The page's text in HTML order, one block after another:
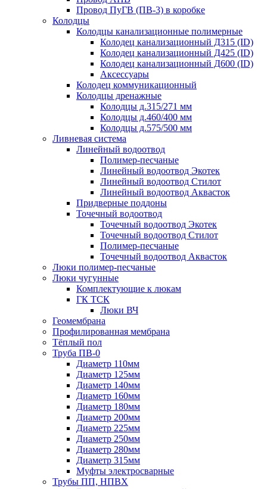
Провод ПуГВ (ПВ-3) в коробке
Колодцы
Колодцы канализационные полимерные
Колодец канализационный Д315 (ID)
Колодец канализационный Д425 (ID)
Колодец канализационный Д600 (ID)
Аксессуары
Колодец коммуникационный
Колодцы дренажные
Колодцы д.315/271 мм
Колодцы д.460/400 мм
Колодцы д.575/500 мм
Ливневая система
Линейный водоотвод
Полимер-песчаные
Линейный водоотвод Экотек
Линейный водоотвод Стилот
Линейный водоотвод Аквасток
Придверные поддоны
Точечный водоотвод
Точечный водоотвод Экотек
Точечный водоотвод Стилот
Полимер-песчаные
Точечный водоотвод Аквасток
Люки полимер-песчаные
Люки чугунные
Комплектующие к люкам
ГК ТСК
Люки ВЧ
Геомембрана
Профилированная мембрана
Тёплый пол
Труба ПВ-0
Диаметр 110мм
Диаметр 125мм
Диаметр 140мм
Диаметр 160мм
Диаметр 180мм
Диаметр 200мм
Диаметр 225мм
Диаметр 250мм
Диаметр 280мм
Диаметр 315мм
Муфты электросварные
Трубы ПП, НПВХ